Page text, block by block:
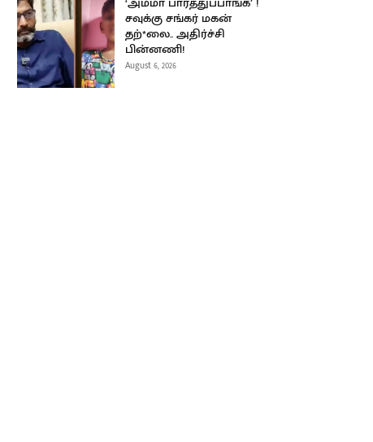
சவுக்கு சங்கர் மகன்
தற்*லை.. அதிர்ச்சி
பின்னணி!
August 6, 2026